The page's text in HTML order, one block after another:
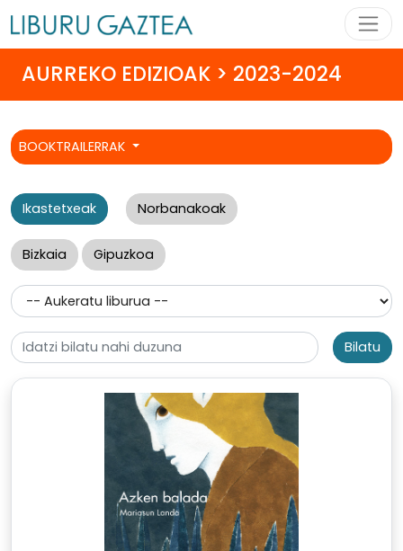
AURREKO EDIZIOAK > 2023-2024
BOOKTRAILERRAK
Ikastetxeak Norbanakoak
Bizkaia Gipuzkoa
Bilatu